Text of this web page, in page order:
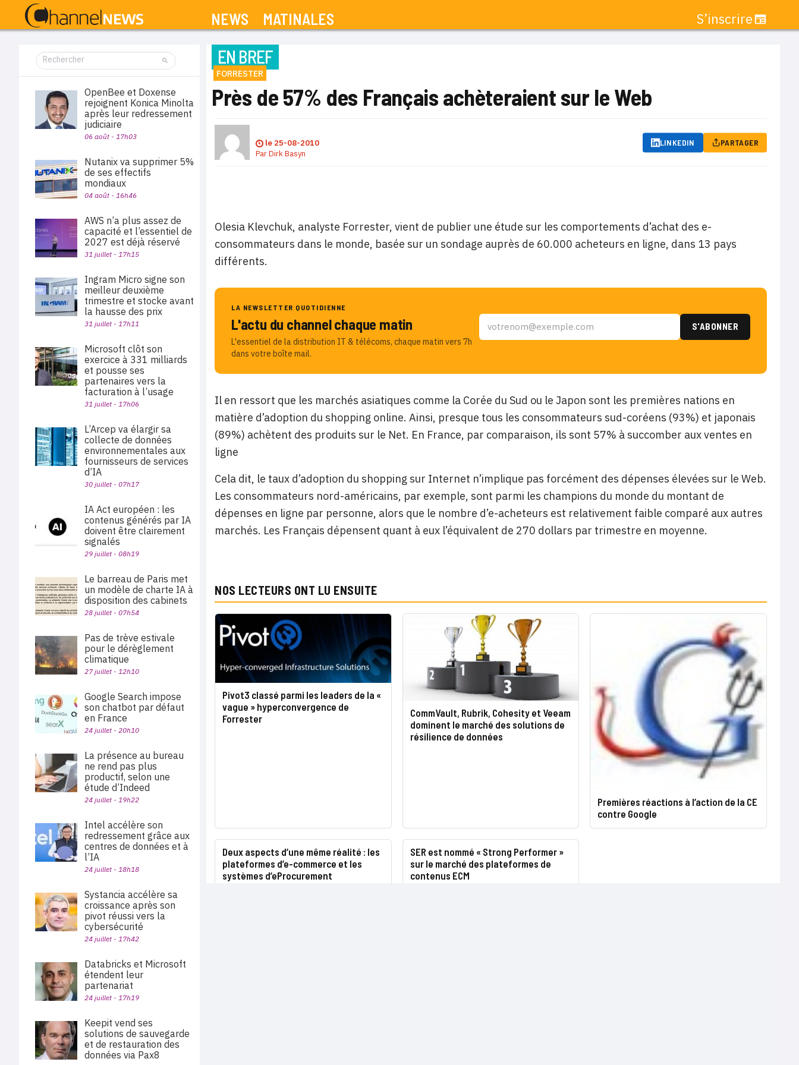
NEWS MATINALES S’inscrire
EN BREF
FORRESTER
Près de 57% des Français achèteraient sur le Web
le 25-08-2010
ParDirk Basyn
LINKEDIN PARTAGER
Olesia Klevchuk, analyste Forrester, vient de publier une étude sur les comportements d’achat des e-
consommateurs dans le monde, basée sur un sondage auprès de 60.000 acheteurs en ligne, dans 13 pays
différents.
LA NEWSLETTER QUOTIDIENNE
L'actu du channel chaque matin
L'essentiel de la distribution IT & télécoms, chaque matin vers 7h
dans votre boîte mail.
Il en ressort que les marchés asiatiques comme la Corée du Sud ou le Japon sont les premières nations en
matière d’adoption du shopping online. Ainsi, presque tous les consommateurs sud-coréens (93%) et japonais
(89%) achètent des produits sur le Net. En France, par comparaison, ils sont 57% à succomber aux ventes en
ligne
Cela dit, le taux d’adoption du shopping sur Internet n’implique pas forcément des dépenses élevées sur le Web.
Les consommateurs nord-américains, par exemple, sont parmi les champions du monde du montant de
dépenses en ligne par personne, alors que le nombre d’e-acheteurs est relativement faible comparé aux autres
marchés. Les Français dépensent quant à eux l’équivalent de 270 dollars par trimestre en moyenne.
NOS LECTEURS ONT LU ENSUITE
Pivot3 classé parmi les leaders de la «
vague » hyperconvergence de
Forrester
CommVault, Rubrik, Cohesity et Veeam
dominent le marché des solutions de
résilience de données
Premières réactions à l’action de la CE
contre Google
Deux aspects d’une même réalité : les
plateformes d’e-commerce et les
systèmes d’eProcurement
SER est nommé « Strong Performer »
sur le marché des plateformes de
contenus ECM
OpenBee et Doxense
rejoignent Konica Minolta
après leur redressement
judiciaire
06 août - 17h03
Nutanix va supprimer 5%
de ses effectifs
mondiaux
04 août - 16h46
AWS n’a plus assez de
capacité et l’essentiel de
2027 est déjà réservé
31 juillet - 17h15
Ingram Micro signe son
meilleur deuxième
trimestre et stocke avant
la hausse des prix
31 juillet - 17h11
Microsoft clôt son
exercice à 331 milliards
et pousse ses
partenaires vers la
facturation à l’usage
31 juillet - 17h06
L’Arcep va élargir sa
collecte de données
environnementales aux
fournisseurs de services
d’IA
30 juillet - 07h17
IA Act européen : les
contenus générés par IA
doivent être clairement
signalés
29 juillet - 08h19
Le barreau de Paris met
un modèle de charte IA à
disposition des cabinets
28 juillet - 07h54
Pas de trève estivale
pour le dérèglement
climatique
27 juillet - 12h10
Google Search impose
son chatbot par défaut
en France
24 juillet - 20h10
La présence au bureau
ne rend pas plus
productif, selon une
étude d’Indeed
24 juillet - 19h22
Intel accélère son
redressement grâce aux
centres de données et à
l’IA
24 juillet - 18h18
Systancia accélère sa
croissance après son
pivot réussi vers la
cybersécurité
24 juillet - 17h42
Databricks et Microsoft
étendent leur
partenariat
24 juillet - 17h19
Keepit vend ses
solutions de sauvegarde
et de restauration des
données via Pax8